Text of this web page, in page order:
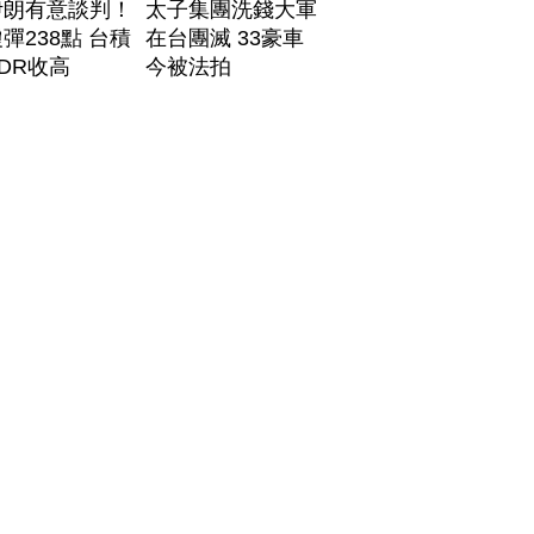
有意談判！
238點 台積
收高
太子集團洗錢大軍
在台團滅 33豪車
今被法拍